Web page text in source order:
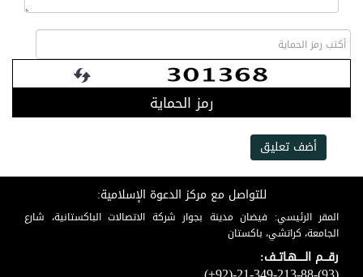
رمز الحماية
أضف تعليق
للتواصل مع مركز الدعوة الإسلامية:
المقر الرئيسي: فيضان مدينة بجوار شركة الاتصالات الباكستانية، شارع
الجامعة، كراتشي، باكستان
رقـــم الـــــهـاتــف: